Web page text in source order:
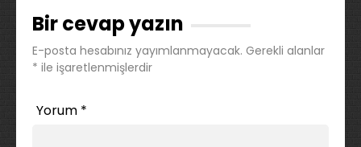
Bir cevap yazın
E-posta hesabınız yayımlanmayacak. Gerekli alanlar
* ile işaretlenmişlerdir
Yorum *